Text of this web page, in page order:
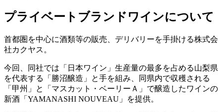
プライベートブランドワインについて
首都圏を中心に酒類等の販売、デリバリーを手掛ける株式会
社カクヤス。
今回、同社では「日本ワイン」生産量の最多を占める山梨県
を代表する「勝沼醸造」と手を組み、同県内で収穫される
「甲州」と「マスカット・ベーリーＡ」で醸造したワインの
新酒「YAMANASHI NOUVEAU」を提供。